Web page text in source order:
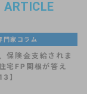
ARTICLE
門家コラム
保険金支給されま
宅FP関根が答え
】